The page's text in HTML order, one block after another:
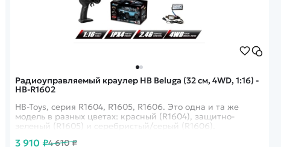
Радиоуправляемый краулер HB Beluga (32 см, 4WD, 1:16) -
HB-R1602
HB-Toys, серия R1604, R1605, R1606. Это одна и та же
модель в разных цветах: красный (R1604), защитно-
зеленый (R1605) и серебристый/серый (R1606).
3 910 ₽4 610 ₽